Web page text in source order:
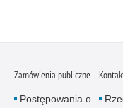
Zamówienia publiczne
Postępowania o